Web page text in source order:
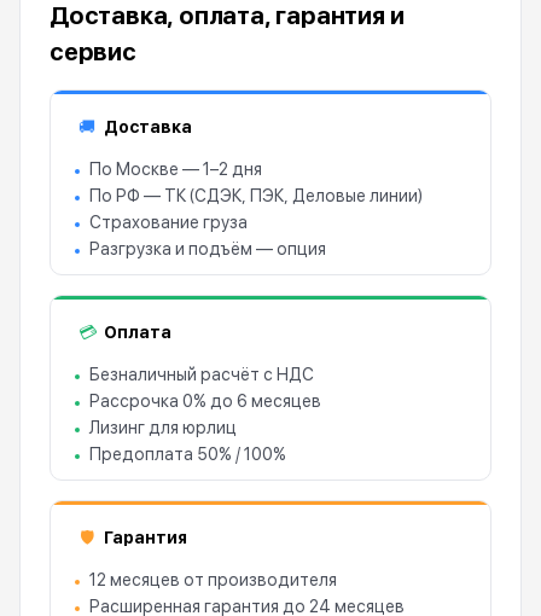
Доставка, оплата, гарантия и
сервис
🚚 Доставка
По Москве — 1–2 дня
По РФ — ТК (СДЭК, ПЭК, Деловые линии)
Страхование груза
Разгрузка и подъём — опция
💳 Оплата
Безналичный расчёт с НДС
Рассрочка 0% до 6 месяцев
Лизинг для юрлиц
Предоплата 50% / 100%
🛡 Гарантия
12 месяцев от производителя
Расширенная гарантия до 24 месяцев